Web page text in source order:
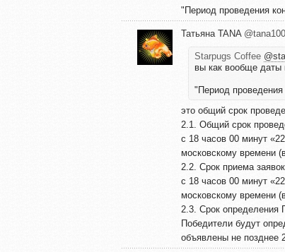
"Период проведения
Татьяна TANA
Starpugs Coffee
вы как вообще даты
"Период проведения
это общий срок
2.1. Общий срок
с 18 часов 00 минут
московскому времени
2.2. Срок приема
с 18 часов 00 минут
московскому времени
2.3. Срок определения
Победители будут
объявлены не позднее